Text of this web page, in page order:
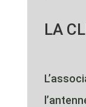
LA